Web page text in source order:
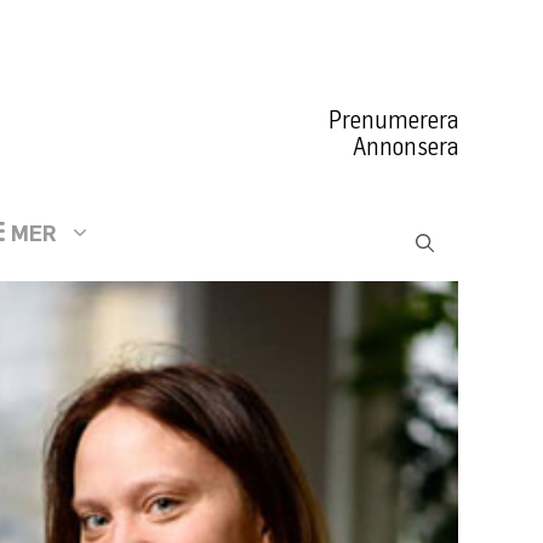
Prenumerera
Annonsera
MER